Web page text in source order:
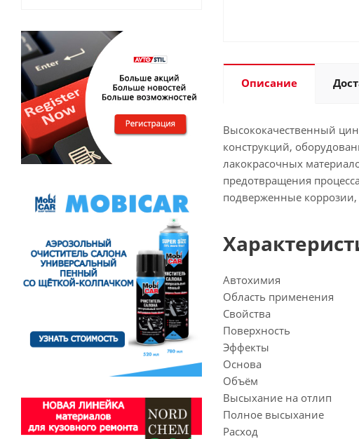
Описание
Высококачественный
конструкций,
лакокрасочных
предотвращения
подверженные
Автохимия
Область применения
Свойства
Поверхность
Эффекты
Основа
Объём
Высыхание на отлип
Полное высыхание
Расход